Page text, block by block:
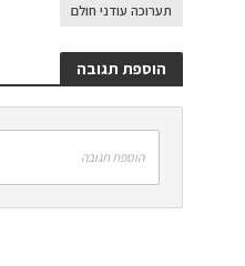
תערוכה עודני חולם
הוספת תגובה
הוספת תגובה